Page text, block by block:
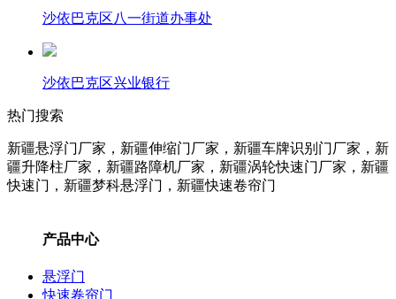
沙依巴克区八一街道办事处
沙依巴克区兴业银行
热门搜索
新疆悬浮门厂家，新疆伸缩门厂家，新疆车牌识别门厂家，新
疆升降柱厂家 ，新疆路障机厂家 ，新疆涡轮快速门厂家 ，新疆
快速门，新疆梦科悬浮门，新疆快速卷帘门
产品中心
悬浮门
快速卷帘门